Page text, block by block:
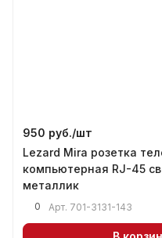
950 руб./шт
Lezard Mira розетка
компьютерная RJ-45
металлик
0 Арт. 701-3131-143